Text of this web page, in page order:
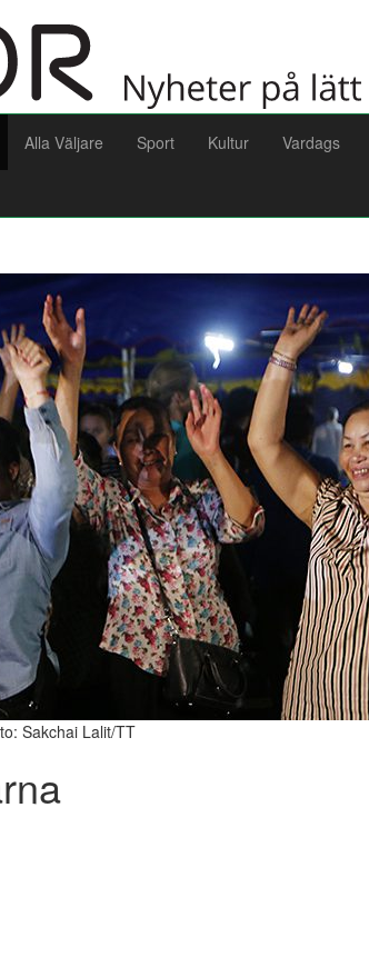
Alla Väljare Sport Kultur Vardags
Sakchai Lalit/TT